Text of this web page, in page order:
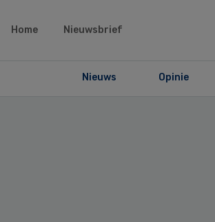
Home Nieuwsbrief
Nieuws Opinie